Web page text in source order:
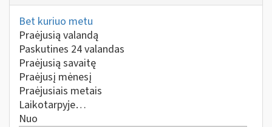
Bet kuriuo metu
Praėjusią valandą
Paskutines 24 valandas
Praėjusią savaitę
Praėjusį mėnesį
Praėjusiais metais
Laikotarpyje…
Nuo